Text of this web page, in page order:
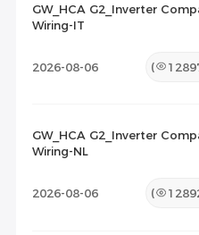
GW_HCA G2_Inverter
Wiring-IT
2026-08-06 (
GW_HCA G2_Inverter
Wiring-NL
2026-08-06 (